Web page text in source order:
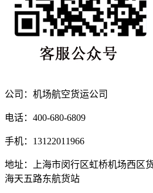
公司：机场航空货运公司
电话：400-680-6809
手机：13122011966
地址：上海市闵行区虹桥机场西区
海天五路东航货站